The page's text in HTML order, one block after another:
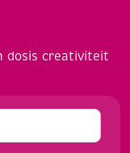
dosis creativiteit